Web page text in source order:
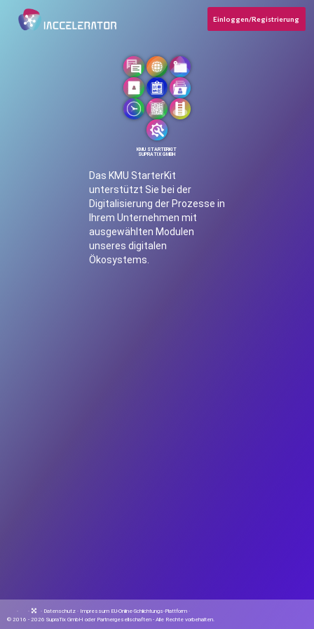
Einloggen/Registrierung
KMU STARTERKIT
SUPRATIX GMBH
Das KMU StarterKit
unterstützt Sie bei der
Digitalisierung der Prozesse in
Ihrem Unternehmen mit
ausgewählten Modulen
unseres digitalen
Ökosystems.
· · · Datenschutz· Impressum EU-Online-Schlichtungs-Plattform·
© 2016 - 2026 SupraTix GmbH oder Partnergesellschaften - Alle Rechte vorbehalten.